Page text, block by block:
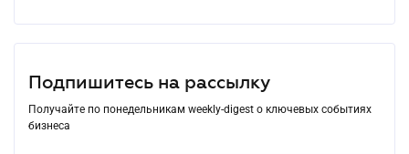
Подпишитесь на рассылку
Получайте по понедельникам weekly-digest о ключевых событиях
бизнеса